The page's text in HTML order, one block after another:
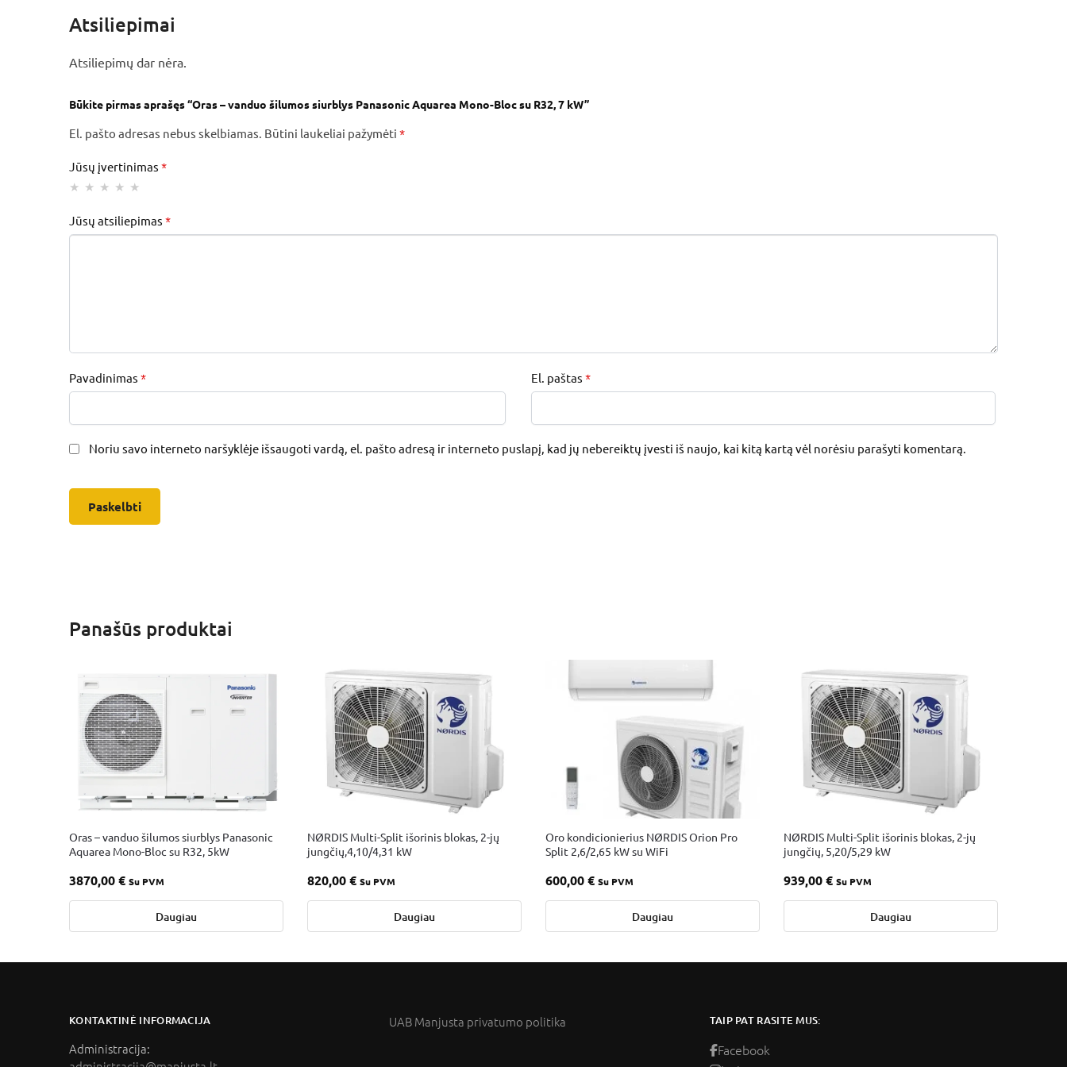
Atsiliepimai
Atsiliepimų dar nėra.
Būkite pirmas aprašęs “Oras – vanduo šilumos siurblys Panasonic Aquarea Mono-Bloc su R32, 7 kW”
El. pašto adresas nebus skelbiamas. Būtini laukeliai pažymėti*
Jūsų įvertinimas*
Jūsų atsiliepimas*
Pavadinimas* El. paštas *
Noriu savo interneto naršyklėje išsaugoti vardą, el. pašto adresą ir interneto puslapį, kad jų nebereiktų įvesti iš naujo, kai kitą kartą vėl norėsiu parašyti komentarą.
Panašūs produktai
Oras – vanduo šilumos siurblys Panasonic
Aquarea Mono-Bloc su R32, 5kW
3870,00€ Su PVM
Daugiau
NØRDIS Multi-Split išorinis blokas, 2-jų
jungčių,4,10/4,31 kW
820,00€ Su PVM
Daugiau
Oro kondicionierius NØRDIS Orion Pro
Split 2,6/2,65 kW su WiFi
600,00€ Su PVM
Daugiau
NØRDIS Multi-Split išorinis blokas, 2-jų
jungčių, 5,20/5,29 kW
939,00€ Su PVM
Daugiau
KONTAKTINĖ INFORMACIJA
Administracija:
UAB Manjusta privatumo politika TAIP PAT RASITE MUS:
Facebook